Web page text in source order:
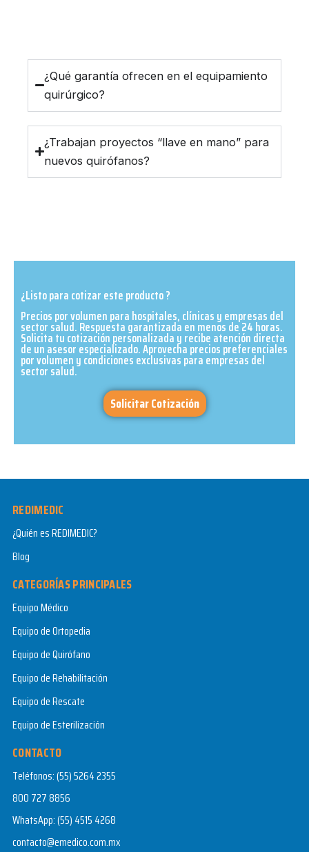
¿Qué garantía ofrecen en el equipamiento
quirúrgico?
¿Trabajan proyectos “llave en mano” para
nuevos quirófanos?
¿Listo para cotizar este producto ?
Precios por volumen para hospitales, clínicas y empresas del
sector salud. Respuesta garantizada en menos de 24 horas.
Solicita tu cotización personalizada y recibe atención directa
de un asesor especializado. Aprovecha precios preferenciales
por volumen y condiciones exclusivas para empresas del
sector salud.​
Solicitar Cotización
REDIMEDIC
¿Quién es REDIMEDIC?
Blog
CATEGORÍAS PRINCIPALES
Equipo Médico
Equipo de Ortopedia
Equipo de Quirófano
Equipo de Rehabilitación
Equipo de Rescate
Equipo de Esterilización
CONTACTO
Teléfonos:(55) 5264 2355
800 727 8856
WhatsApp:(55) 4515 4268
contacto@emedico.com.mx